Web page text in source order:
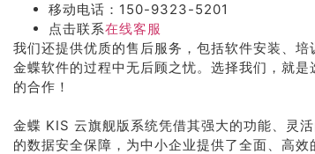
移动电话：150-9323-5201
点击联系在线客服
我们还提供优质的售后服务，包括软件安装、
金蝶软件的过程中无后顾之忧。选择我们，就
的合作！
金蝶 KIS 云旗舰版系统凭借其强大的功能、灵
的数据安全保障，为中小企业提供了全面、高